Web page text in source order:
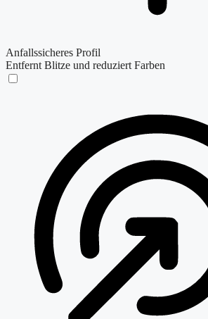
Anfallssicheres Profil
Entfernt Blitze und reduziert Farben